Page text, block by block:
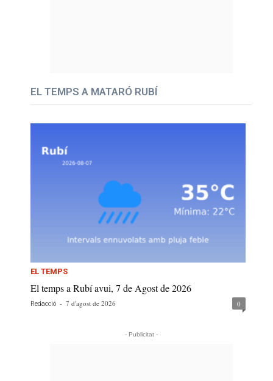
EL TEMPS A MATARÓ RUBÍ
EL TEMPS
El temps a Rubí avui, 7 de Agost de 2026
Redacció - 7 d'agost de 2026 0
- Publicitat -